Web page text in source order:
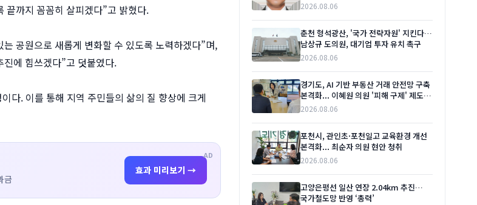
끝까지 꼼꼼히 살피겠다”고 밝혔다.
공원으로 새롭게 변화할 수 있도록 노력하겠다”며,
에 힘쓰겠다”고 덧붙였다.
다. 이를 통해 지역 주민들의 삶의 질 향상에 크게
AD
금
효과 미리보기 →
2026.08.06
춘천 형석광산, '국가 전략자원' 지킨다…
남상규 도의원, 대기업 투자 유치 촉구
2026.08.06
경기도, AI 기반 부동산 거래 안전망 구축
본격화... 이혜원 의원 '피해 구제' 제도
보완 주문
2026.08.06
포천시, 관인초·포천일고 교육환경 개선
본격화... 최순자 의원 현안 청취
2026.08.06
고양은평선 일산 연장 2.04km 추진…
국가철도망 반영 ‘총력’